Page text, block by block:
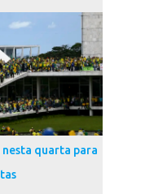
quarta para